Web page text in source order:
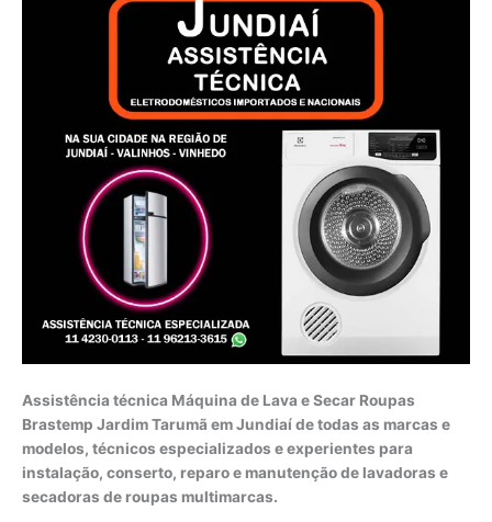
Assistência técnica Máquina de Lava e Secar Roupas
Brastemp Jardim Tarumã em Jundiaí de todas as marcas e
modelos, técnicos especializados e experientes para
instalação, conserto, reparo e manutenção de lavadoras e
secadoras de roupas multimarcas.